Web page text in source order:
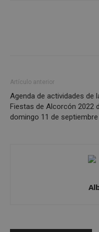
Artículo anterior
Agenda de actividades de
Fiestas de Alcorcón 2022
domingo 11 de septiembre